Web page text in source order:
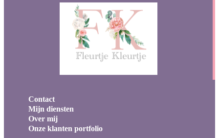
Contact
Mijn diensten
Over mij
Onze klanten portfolio